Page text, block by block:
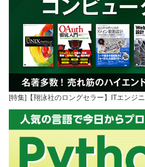
[特集]【翔泳社のロングセラー】ITエンジ